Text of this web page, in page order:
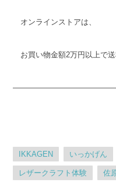
オンラインストアは、
お買い物金額2万円以上で
IKKAGEN いっかげん
レザークラフト体験 佐